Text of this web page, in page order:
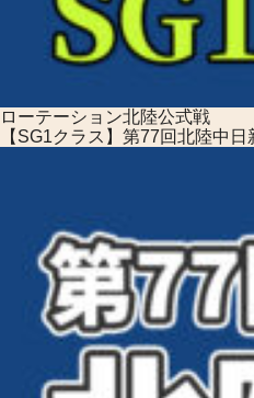
ローテーション北陸公式戦
【SG1クラス】第77回北陸中日